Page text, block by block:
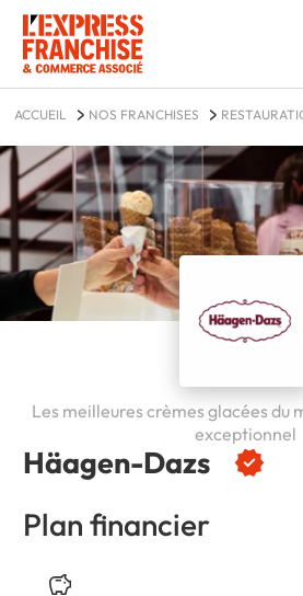
ACCUEIL NOS FRANCHISES
Häagen-Dazs
Les meilleures crèmes glacées du
exceptionnel
Plan financier